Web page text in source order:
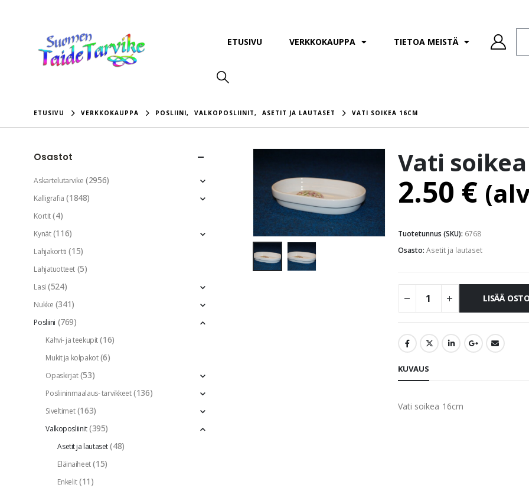
ETUSIVU VERKKOKAUPPA TIETOA MEISTÄ
ETUSIVU VERKKOKAUPPA POSLIINI, VALKOPOSLIINIT, ASETIT JA LAUTASET VATI SOIKEA 16CM
Vati
2.50 €
Tuotetunnus (SKU): 6768
Osasto: Asetit ja lautaset
LISÄÄ
KUVAUS
Vati soikea 16cm
Osastot
Askartelutarvike (2956)
Kalligrafia (1848)
Kortit (4)
Kynät (116)
Lahjakortti (15)
Lahjatuotteet (5)
Lasi (524)
Nukke (341)
Posliini (769)
Kahvi- ja teekupit (16)
Mukit ja kolpakot (6)
Opaskirjat (53)
Posliininmaalaus- tarvikkeet (136)
Siveltimet (163)
Valkoposliinit (395)
Asetit ja lautaset (48)
Eläinaiheet (15)
Enkelit (11)